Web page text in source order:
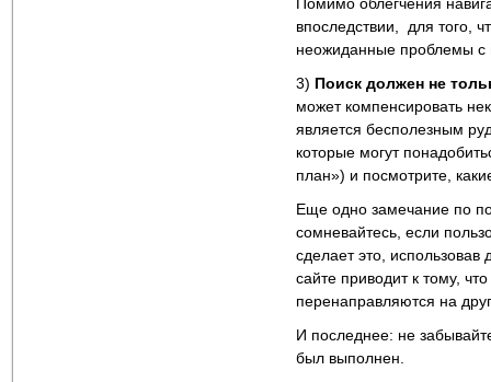
впоследствии, для того,
неожиданные проблемы с
3) Поиск должен не
может компенсировать
является бесполезным
которые могут
план») и посмотрите,
Еще одно замечание по
сомневайтесь, если
сделает это, использовав
сайте приводит к тому,
перенаправляются на
И последнее: не
был выполнен.